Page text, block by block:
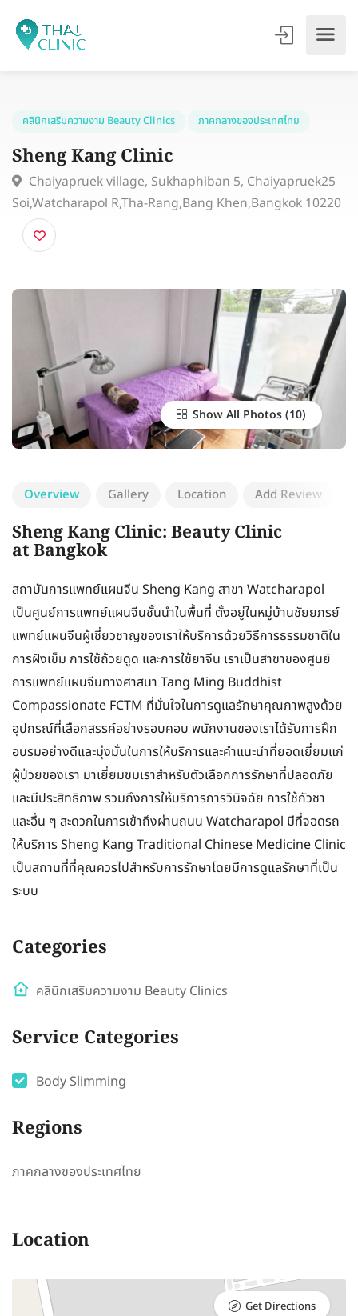
คลินิกเสริมความงาม Beauty Clinics
Sheng Kang Clinic
Chaiyapruek village, Sukhaphiban 5,
Soi,Watcharapol R,Tha-Rang,Bang Khen,Bangkok
Show All Photos
Overview Gallery Location Add Review
Sheng Kang Clinic: Beauty Clinic
at Bangkok
สถาบันการแพทย์แผนจีน Sheng Kang สาขา Watcharapol
เป็นศูนย์การแพทย์แผนจีนชั้นนำในพื้นที่ ตั้งอยู่ในหมู่บ้านชัยยภรย์
แพทย์แผนจีนผู้เชี่ยวชาญของเราให้บริการด้วยวิธีการธรรมชาติใน
การฝังเข็ม การใช้ถ้วยดูด และการใช้ยาจีน เราเป็นสาขาของศูนย์
การแพทย์แผนจีนทางศาสนา Tang Ming Buddhist
Compassionate FCTM ที่มั่นใจในการดูแลรักษาคุณภาพสูงด้วย
อุปกรณ์ที่เลือกสรรค์อย่างรอบคอบ พนักงานของเราได้รับการฝึก
อบรมอย่างดีและมุ่งมั่นในการให้บริการและคำแนะนำที่ยอดเยี่ยมแก่
ผู้ป่วยของเรา มาเยี่ยมชมเราสำหรับตัวเลือกการรักษาที่ปลอดภัย
และมีประสิทธิภาพ รวมถึงการให้บริการการวินิจฉัย การใช้กัวชา
และอื่น ๆ สะดวกในการเข้าถึงผ่านถนน Watcharapol มีที่จอดรถ
ให้บริการ Sheng Kang Traditional Chinese Medicine Clinic
เป็นสถานที่ที่คุณควรไปสำหรับการรักษาโดยมีการดูแลรักษาที่เป็น
ระบบ
Categories
คลินิกเสริมความงาม Beauty Clinics
Service Categories
Body Slimming
Regions
ภาคกลางของประเทศไทย
Location
Get Directions